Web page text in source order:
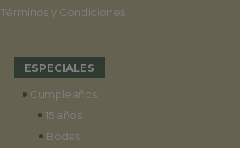
Términos y Condiciones
ESPECIALES
• Cumpleaños
• 15 años
• Bodas